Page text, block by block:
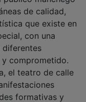
11 al 16 de
Arte Entre